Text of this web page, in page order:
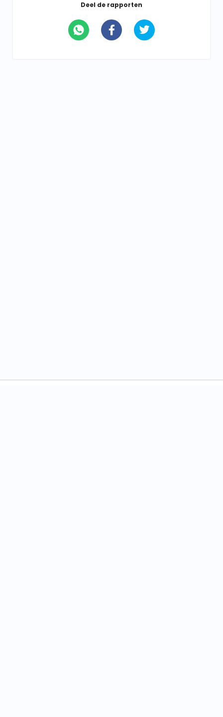
Deel de rapporten